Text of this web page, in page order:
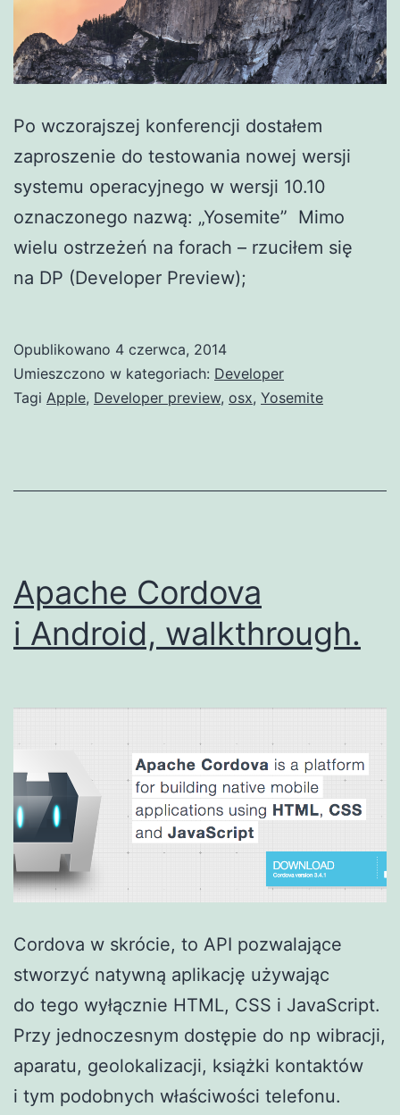
Po wczorajszej konferencji dostałem
zaproszenie do testowania nowej wersji
systemu operacyjnego w wersji 10.10
oznaczonego nazwą: „Yosemite” Mimo
wielu ostrzeżeń na forach – rzuciłem się
na DP (Developer Preview);
Opublikowano 4 czerwca, 2014
Umieszczono w kategoriach: Developer
Tagi Apple, Developer preview, osx, Yosemite
Apache Cordova
i Android, walkthrough.
Cordova w skrócie, to API pozwalające
stworzyć natywną aplikację używając
do tego wyłącznie HTML, CSS i JavaScript.
Przy jednoczesnym dostępie do np wibracji,
aparatu, geolokalizacji, książki kontaktów
i tym podobnych właściwości telefonu.